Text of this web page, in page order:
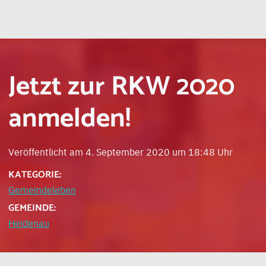
Jetzt zur RKW 2020
anmelden!
Veröffentlicht am 4. September 2020 um 18:48 Uhr
KATEGORIE:
Gemeindeleben
GEMEINDE:
Heidenau